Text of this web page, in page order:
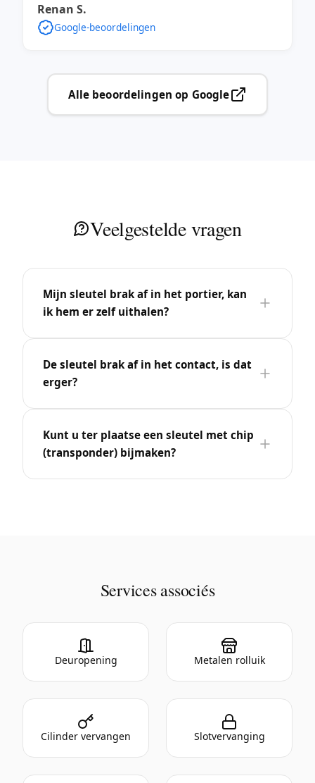
Renan S.
Google-beoordelingen
Alle beoordelingen op Google
Veelgestelde vragen
Mijn sleutel brak af in het portier, kan
ik hem er zelf uithalen?
De sleutel brak af in het contact, is dat
erger?
Kunt u ter plaatse een sleutel met chip
(transponder) bijmaken?
Services associés
Deuropening Metalen rolluik
Cilinder vervangen Slotvervanging